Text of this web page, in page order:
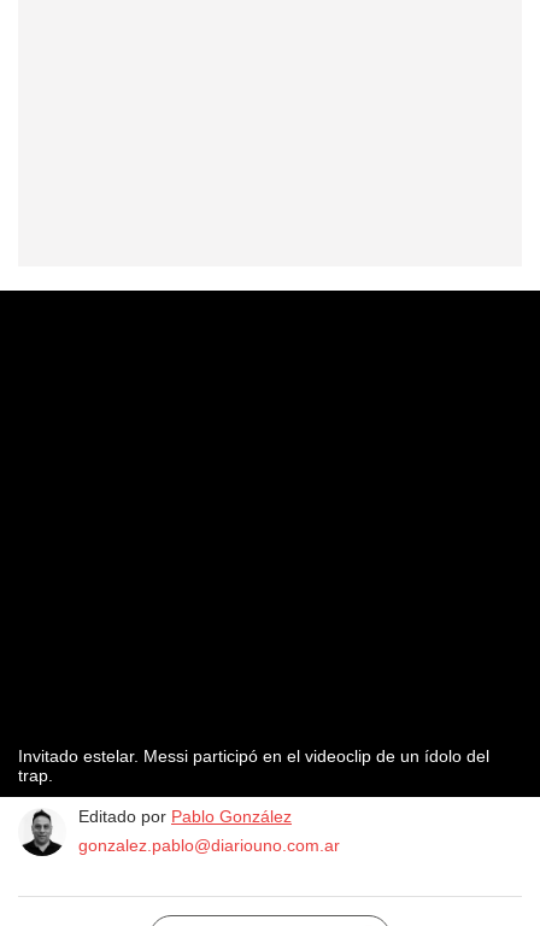
Invitado estelar. Messi participó en el videoclip de un ídolo del
trap.
Editado por Pablo González
gonzalez.pablo@diariouno.com.ar